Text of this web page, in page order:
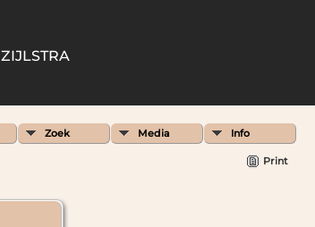
ZIJLSTRA
Zoek Media Info
Print